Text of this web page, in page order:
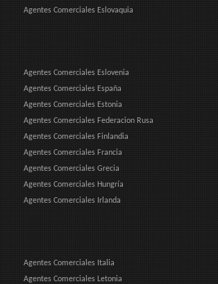
Agentes Comerciales Eslovaquia
Agentes Comerciales Eslovenia
Agentes Comerciales España
Agentes Comerciales Estonia
Agentes Comerciales Federacion Rusa
Agentes Comerciales Finlandia
Agentes Comerciales Francia
Agentes Comerciales Grecia
Agentes Comerciales Hungría
Agentes Comerciales Irlanda
Agentes Comerciales Italia
Agentes Comerciales Letonia